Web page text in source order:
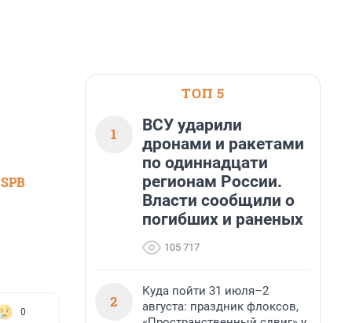
0
ТОП 5
1
ВСУ ударили
дронами и ракетами
по одиннадцати
регионам России.
Власти сообщили о
погибших и раненых
105 717
2
Куда пойти 31 июля–2
августа: праздник флоксов,